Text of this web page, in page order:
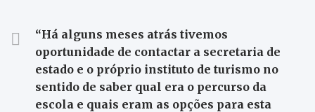
“Há alguns meses atrás tivemos
oportunidade de contactar a secretaria de
estado e o próprio instituto de turismo no
sentido de saber qual era o percurso da
escola e quais eram as opções para esta